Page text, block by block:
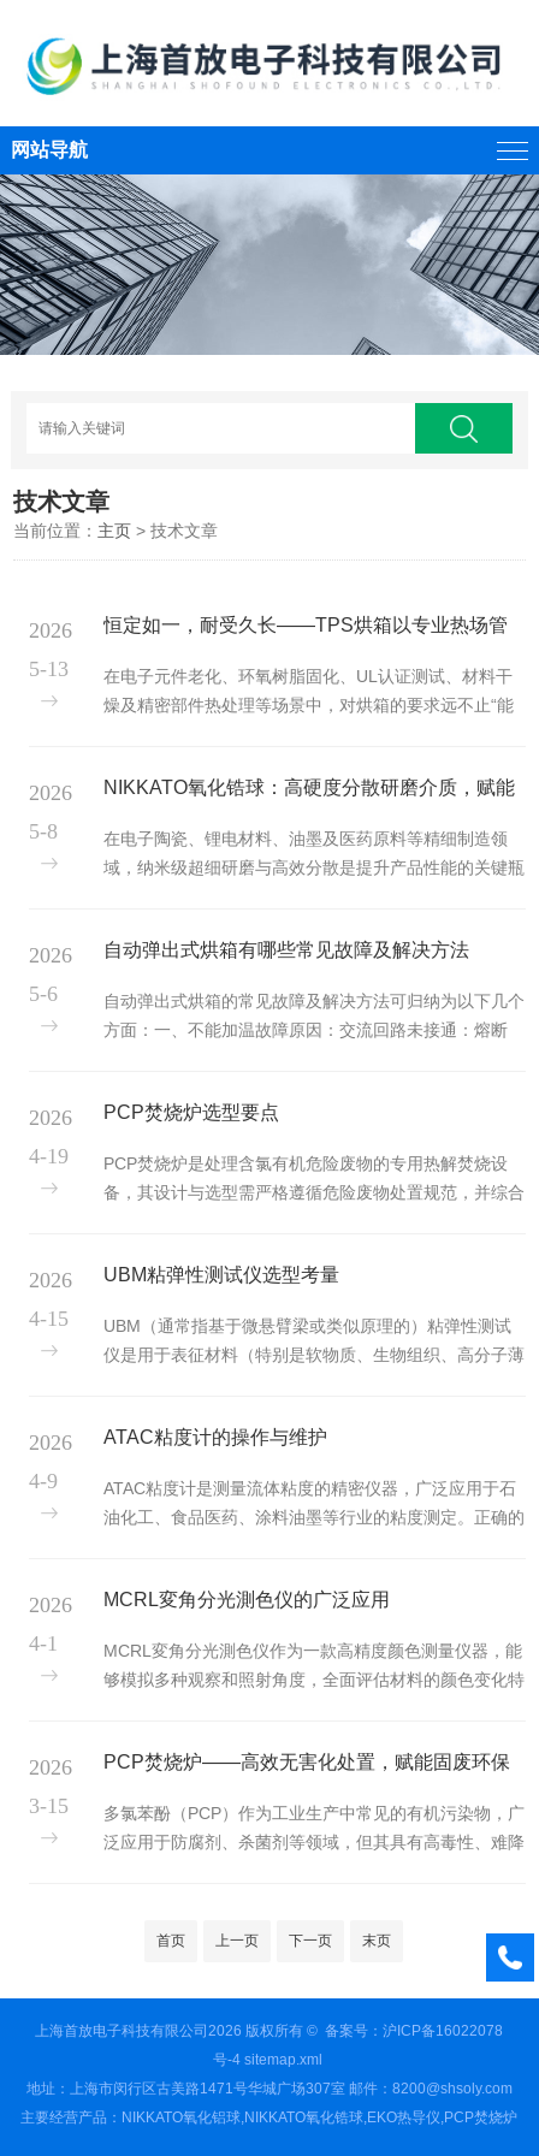
网站导航
技术文章
当前位置： 主页 > 技术文章
恒定如一，耐受久长——TPS烘箱以专业热场管
在电子元件老化、环氧树脂固化、UL认证测试、材料干
燥及精密部件热处理等场景中，对烘箱的要求远不止“能
械对流烘箱系列）汲取了工业级热处理设备的设计精髓，
及轻型工业生产提供可依赖的恒温环境。重型结构与密封
内胆：杜绝干扰，保障纯净热场TPS烘箱采用重型钢材外
构。满焊密封不仅增强了箱...
2026
5-13
NIKKATO氧化锆球：高硬度分散研磨介质，赋能
在电子陶瓷、锂电材料、油墨及医药原料等精细制造领
域，纳米级超细研磨与高效分散是提升产品性能的关键瓶
球采用高纯度钇稳定氧化锆（Y-TZP）材质，凭借其超高
韧性，成为高粘度、高硬度物料湿法研磨与分散的理想介
质，显著提升研磨效率并降低综合使用成本。核心性能参
科学与...
2026
5-8
自动弹出式烘箱有哪些常见故障及解决方法
自动弹出式烘箱的常见故障及解决方法可归纳为以下几个
方面：一、不能加温故障原因：交流回路未接通：熔断
脚接触不良、连线断开。变压器次级绕组或继电器故障：
线圈烧坏或连线脱焊。电子管脚接触不良或内部开路：电
子管1、6、2、9、3、8脚有接触不良现象，或电子管内
交流回路：用电笔依次检...
2026
5-6
PCP焚烧炉选型要点
PCP焚烧炉是处理含氯有机危险废物的专用热解焚烧设
备，其设计与选型需严格遵循危险废物处置规范，并综合
废物特性分析与处置要求处置对象的精准分析是选型前
态、沾染废物）、化学成分（除PCP外，是否含其他氯代
有机物、重金属、硫、磷等）、热值范围、氯含量、水分
耐火材料配置、尾气处理工艺及运...
2026
4-19
UBM粘弹性测试仪选型考量
UBM（通常指基于微悬臂梁或类似原理的）粘弹性测试
仪是用于表征材料（特别是软物质、生物组织、高分子薄
量、损耗模量、损耗因子等粘弹性参数。选型需紧密围绕
析能力展开。一、明确测试原理与测量模式首先理解仪器
的核心工作机制。常见原理包括：微悬臂梁探针激励与检
与样品接触并发生相互作用，通过光...
2026
4-15
ATAC粘度计的操作与维护
ATAC粘度计是测量流体粘度的精密仪器，广泛应用于石
油化工、食品医药、涂料油墨等行业的粘度测定。正确的
温度应控制在20±0.5℃，避免温度波动影响粘度测量。
阳光直射和空气对流，减少环境干扰。设备就位后调整水
平，确保转子旋转轴线垂直。设备检查包括多方面内容。
表面有无划...
2026
4-9
MCRL変角分光測色仪的广泛应用
MCRL変角分光測色仪作为一款高精度颜色测量仪器，能
够模拟多种观察和照射角度，全面评估材料的颜色变化特
材的颜色测量与评估。具体需求：汽车内饰和外观材料
求。MCRL変角分光測色仪能够测量这些材料在不同观察
角度和照射角度下的颜色变化，确保颜色的一致性和美观
2026
4-1
PCP焚烧炉——高效无害化处置，赋能固废环保
多氯苯酚（PCP）作为工业生产中常见的有机污染物，广
泛应用于防腐剂、杀菌剂等领域，但其具有高毒性、难降
技术与精准温控系统，实现PCP及含PCP废弃物的无害
化、减量化处置，契合《危险废物焚烧污染控制标准》要
求，成为化工、环保、制药等行业固废治理的核心装备，
PCP焚烧炉发挥着关键的环保处置作用。化工生产中产生
的含PCP废水、废渣，...
2026
3-15
首页 上一页 下一页 末页
上海首放电子科技有限公司2026 版权所有 ©备案号：沪ICP备16022078
号-4 sitemap.xml
地址：上海市闵行区古美路1471号华城广场307室 邮件：8200@shsoly.com
主要经营产品：NIKKATO氧化铝球,NIKKATO氧化锆球,EKO热导仪,PCP焚烧炉